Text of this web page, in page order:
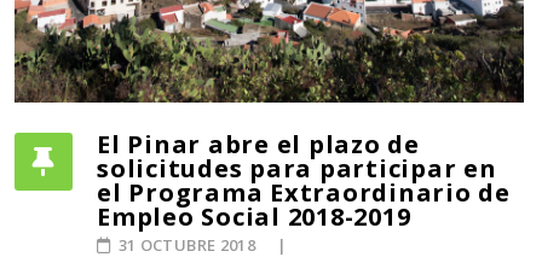
El Pinar abre el plazo de
solicitudes para participar en
el Programa Extraordinario de
Empleo Social 2018-2019
31 OCTUBRE 2018